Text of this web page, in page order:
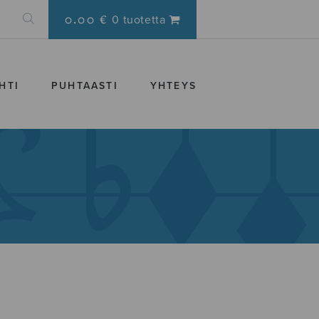
0.00 € 0 tuotetta
PUHTAASTI YHTEYS